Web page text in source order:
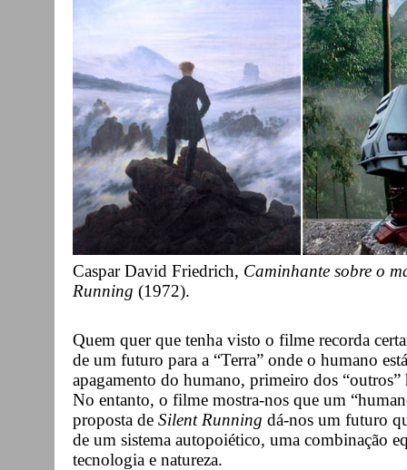
Caspar David Friedrich, Caminhante sobre o
Running (1972).
Quem quer que tenha visto o filme recorda
de um futuro para a “Terra” onde o humano
apagamento do humano, primeiro dos
No entanto, o filme mostra-nos que um
proposta de Silent Running dá-nos um futuro
de um sistema autopoiético, uma combinação
tecnologia e natureza.